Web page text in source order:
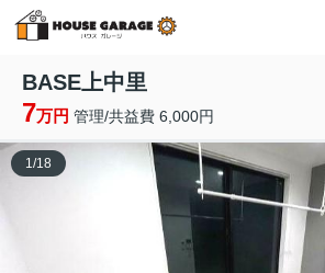
BASE上中里
7万円 管理/共益費 6,000円
1/18